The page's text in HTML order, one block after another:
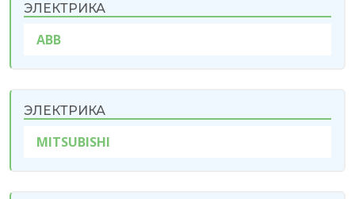
ЭЛЕКТРИКА
ABB
ЭЛЕКТРИКА
MITSUBISHI